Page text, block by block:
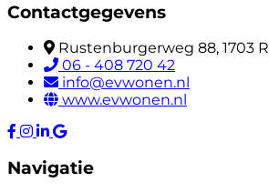
Contactgegevens
Rustenburgerweg 88, 1703
06 - 408 720 42
info@evwonen.nl
www.evwonen.nl
Navigatie